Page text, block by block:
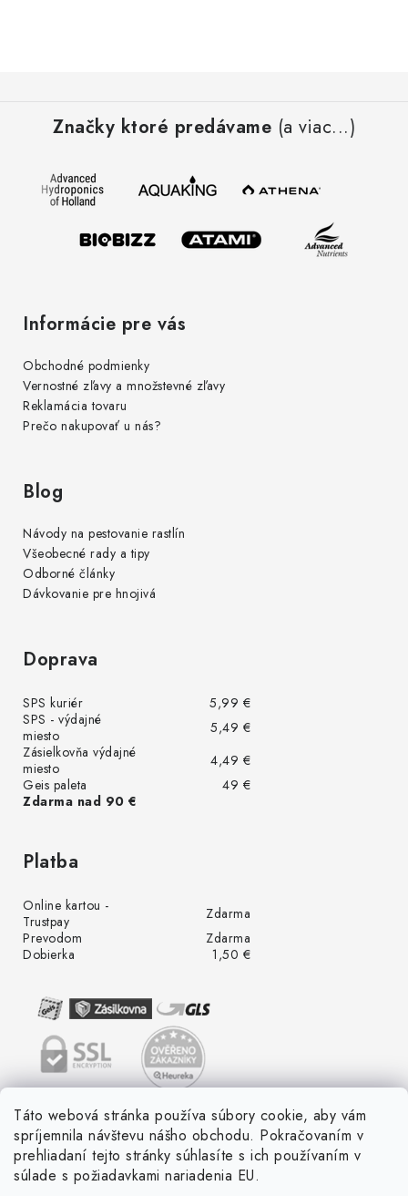
Táto webová stránka používa súbory cookie, aby vám
spríjemnila návštevu nášho obchodu. Pokračovaním v
prehliadaní tejto stránky súhlasíte s ich používaním v
súlade s požiadavkami nariadenia EU.
Značky ktoré predávame (a viac...)
Informácie pre vás
Obchodné podmienky
Vernostné zľavy a množstevné zľavy
Reklamácia tovaru
Prečo nakupovať u nás?
Blog
Návody na pestovanie rastlín
Všeobecné rady a tipy
Odborné články
Dávkovanie pre hnojivá
Doprava
SPS kuriér
5,99 €
SPS - výdajné
miesto
5,49 €
Zásielkovňa výdajné
miesto
4,49 €
Geis paleta
49 €
Zdarma nad 90 €
Platba
Online kartou -
Trustpay
Zdarma
Prevodom
Zdarma
Dobierka
1,50 €